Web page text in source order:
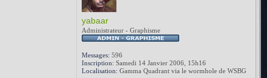
yabaar
Administrateur - Graphisme
Messages: 596
Inscription: Samedi 14 Janvier 2006, 15h16
Localisation: Gamma Quadrant via le wormhole de WSBG